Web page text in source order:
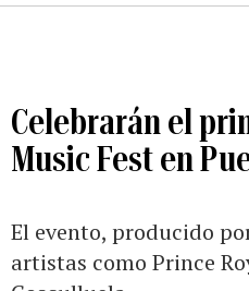
Celebrarán el
Music Fest en
El evento, producido
artistas como Prince